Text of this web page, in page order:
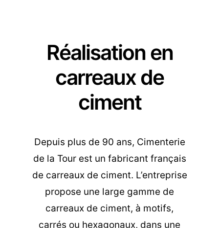
Réalisation en
carreaux de
ciment
Depuis plus de 90 ans, Cimenterie
de la Tour est un fabricant français
de carreaux de ciment. L’entreprise
propose une large gamme de
carreaux de ciment, à motifs,
carrés ou hexagonaux, dans une